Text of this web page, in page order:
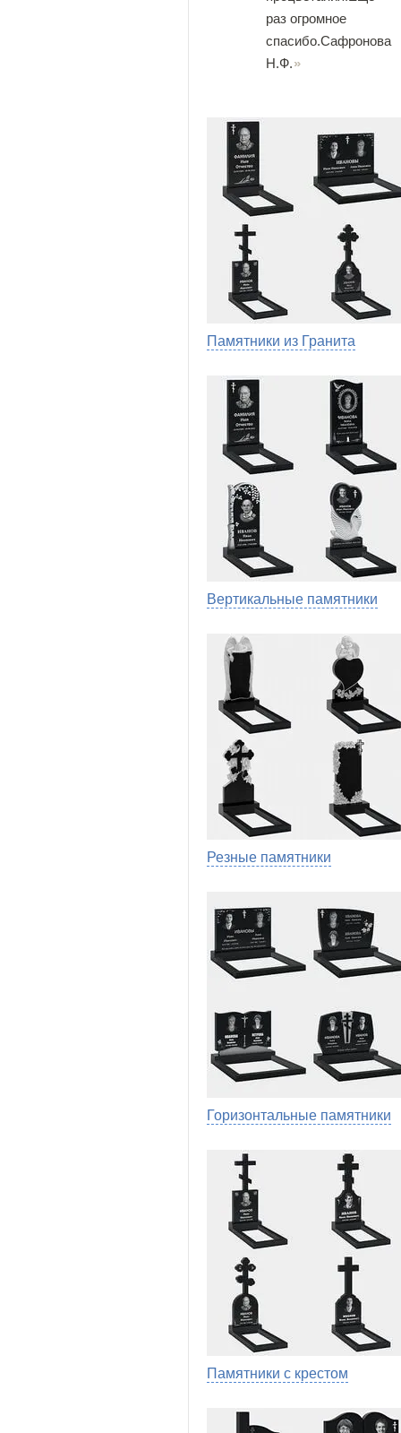
раз огромное
спасибо.Сафронова
Н.Ф.
Памятники из Гранита
Вертикальные памятники
Резные памятники
Горизонтальные памятники
Памятники с крестом